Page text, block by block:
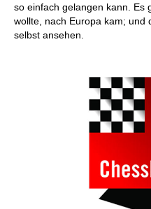
so einfach gelangen kann. Es
wollte, nach Europa kam; und
selbst ansehen.